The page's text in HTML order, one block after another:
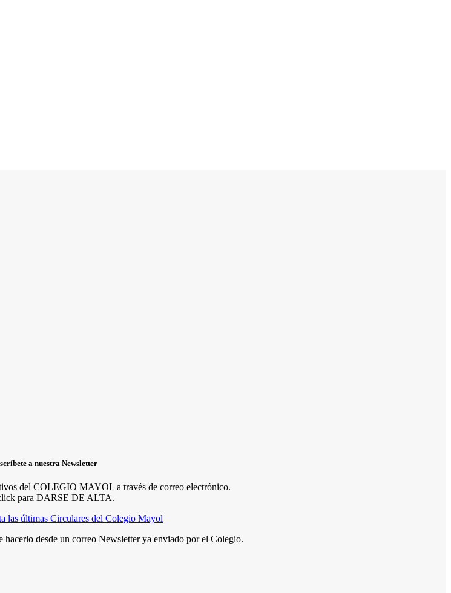
a nuestra Newsletter
del COLEGIO MAYOL a través de correo electrónico.
para DARSE DE ALTA.
desde un correo Newsletter ya enviado por el Colegio.